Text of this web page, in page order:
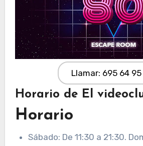
Llamar: 695 64
Horario de El
Horario
Sábado: De 11:30 a 21:30.